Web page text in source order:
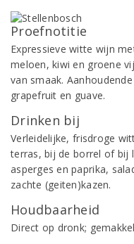
Proefnotitie
Expressieve witte wijn
meloen, kiwi en groene
van smaak.
grapefruit en guave.
Drinken bij
Verleidelijke, frisdroge
terras, bij de borrel of bij
asperges en paprika,
zachte (geiten)kazen.
Houdbaarheid
Direct op dronk;